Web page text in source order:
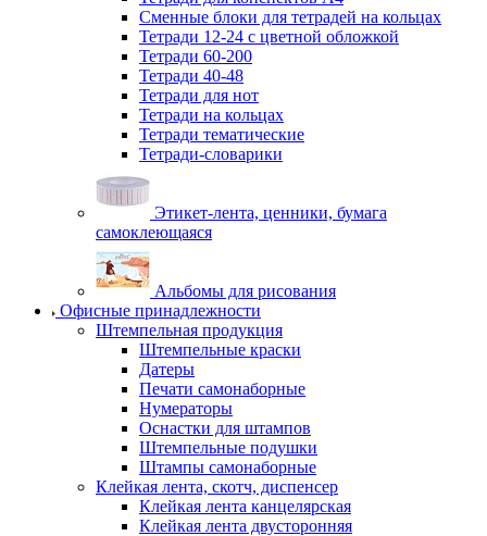
Сменные блоки для тетрадей на кольцах
Тетради 12-24 с цветной обложкой
Тетради 60-200
Тетради 40-48
Тетради для нот
Тетради на кольцах
Тетради тематические
Тетради-словарики
Этикет-лента, ценники, бумага
самоклеющаяся
Альбомы для рисования
Офисные принадлежности
Штемпельная продукция
Штемпельные краски
Датеры
Печати самонаборные
Нумераторы
Оснастки для штампов
Штемпельные подушки
Штампы самонаборные
Клейкая лента, скотч, диспенсер
Клейкая лента канцелярская
Клейкая лента двусторонняя